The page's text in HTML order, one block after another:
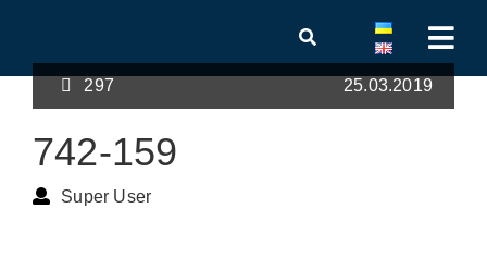
297 25.03.2019
742-159
Super User